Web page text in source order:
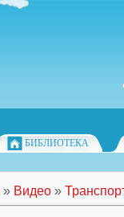
БИБЛИОТЕКА
» Видео »